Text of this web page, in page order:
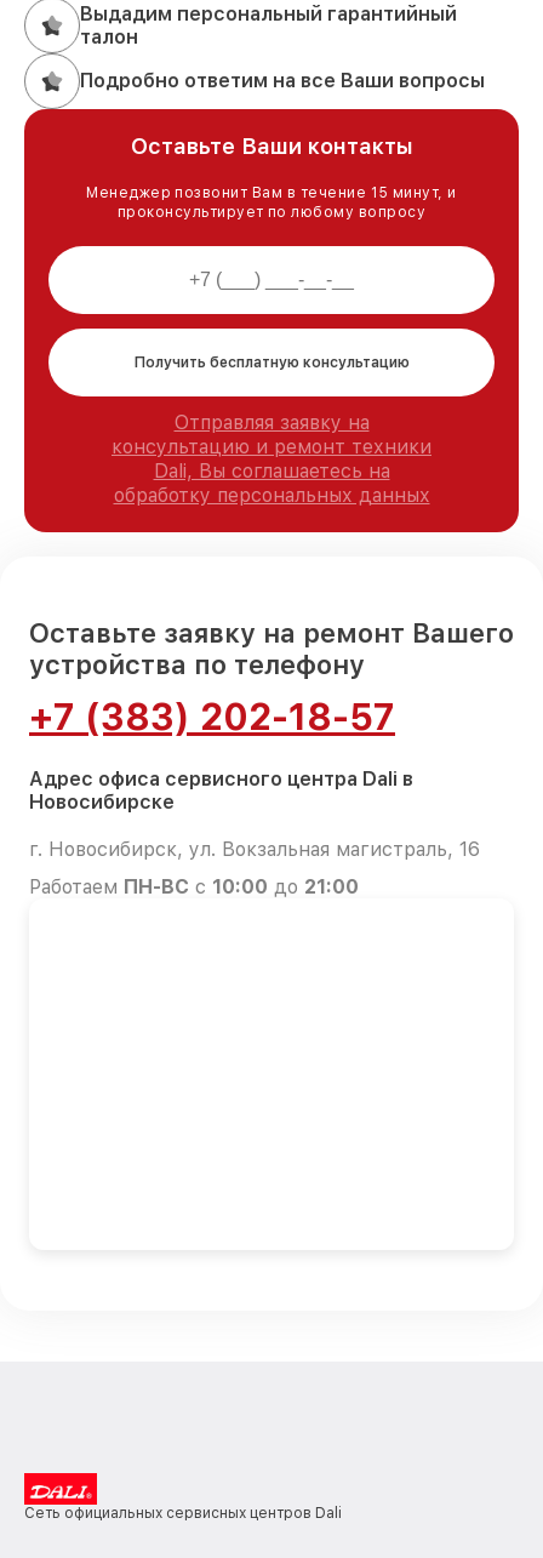
Выдадим персональный гарантийный
талон
Подробно ответим на все Ваши вопросы
Оставьте Ваши контакты
Менеджер позвонит Вам в течение 15 минут, и
проконсультирует по любому вопросу
Получить бесплатную консультацию
Отправляя заявку на
консультацию и ремонт техники
Dali, Вы соглашаетесь на
обработку персональных данных
Оставьте заявку на ремонт Вашего
устройства по телефону
+7 (383) 202-18-57
Адрес офиса сервисного центра Dali в
Новосибирске
г. Новосибирск, ул. Вокзальная магистраль, 16
Работаем ПН-ВС с 10:00 до 21:00
Сеть официальных сервисных центров Dali